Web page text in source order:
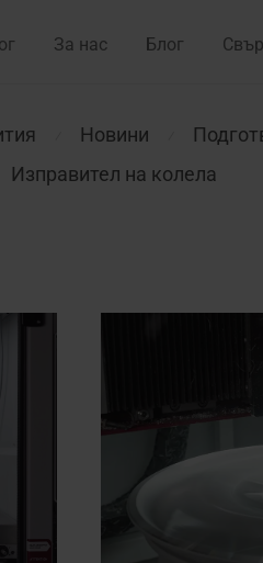
За нас Блог
Новини
Изправител на колела